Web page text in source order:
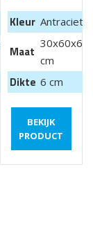
Kleur Antraciet
Maat
30x60x6
cm
Dikte 6 cm
BEKIJK
PRODUCT